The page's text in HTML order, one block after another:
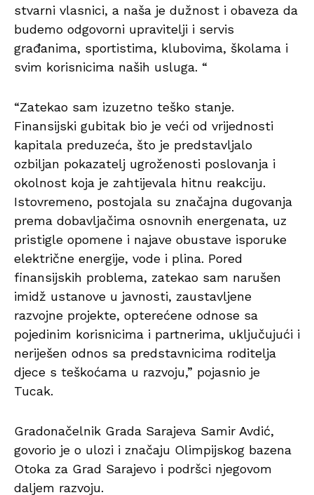
stvarni vlasnici, a naša je dužnost i obaveza da
budemo odgovorni upravitelji i servis
građanima, sportistima, klubovima, školama i
svim korisnicima naših usluga. “
“Zatekao sam izuzetno teško stanje.
Finansijski gubitak bio je veći od vrijednosti
kapitala preduzeća, što je predstavljalo
ozbiljan pokazatelj ugroženosti poslovanja i
okolnost koja je zahtijevala hitnu reakciju.
Istovremeno, postojala su značajna dugovanja
prema dobavljačima osnovnih energenata, uz
pristigle opomene i najave obustave isporuke
električne energije, vode i plina. Pored
finansijskih problema, zatekao sam narušen
imidž ustanove u javnosti, zaustavljene
razvojne projekte, opterećene odnose sa
pojedinim korisnicima i partnerima, uključujući i
neriješen odnos sa predstavnicima roditelja
djece s teškoćama u razvoju,” pojasnio je
Tucak.
Gradonačelnik Grada Sarajeva Samir Avdić,
govorio je o ulozi i značaju Olimpijskog bazena
Otoka za Grad Sarajevo i podršci njegovom
daljem razvoju.